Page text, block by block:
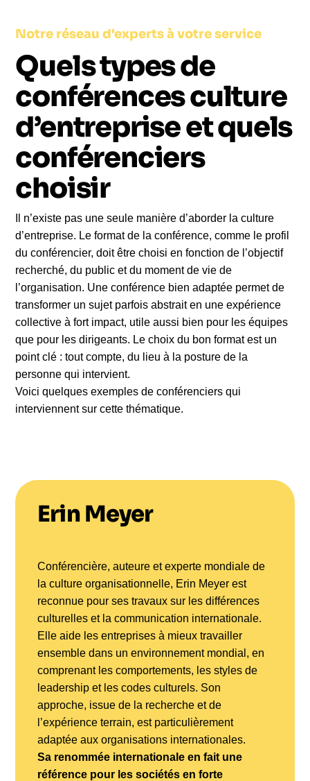
Notre réseau d'experts à votre service
Quels types de
conférences culture
d’entreprise et quels
conférenciers
choisir
Il n’existe pas une seule manière d’aborder la culture
d’entreprise. Le format de la conférence, comme le profil
du conférencier, doit être choisi en fonction de l’objectif
recherché, du public et du moment de vie de
l’organisation. Une conférence bien adaptée permet de
transformer un sujet parfois abstrait en une expérience
collective à fort impact, utile aussi bien pour les équipes
que pour les dirigeants. Le choix du bon format est un
point clé : tout compte, du lieu à la posture de la
personne qui intervient.
Voici quelques exemples de conférenciers qui
interviennent sur cette thématique.
Erin Meyer
Conférencière, auteure et experte mondiale de
la culture organisationnelle, Erin Meyer est
reconnue pour ses travaux sur les différences
culturelles et la communication internationale.
Elle aide les entreprises à mieux travailler
ensemble dans un environnement mondial, en
comprenant les comportements, les styles de
leadership et les codes culturels. Son
approche, issue de la recherche et de
l’expérience terrain, est particulièrement
adaptée aux organisations internationales.
Sa renommée internationale en fait une
référence pour les sociétés en forte